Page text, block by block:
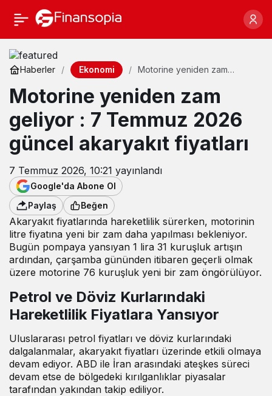
Haberler Ekonomi
Motorine yeniden zam
güncel akaryakıt fiyatları
Motorine yeniden zam
geliyor : 7 Temmuz 2026
güncel akaryakıt fiyatları
7 Temmuz 2026, 10:21 yayınlandı
Google'da Abone Ol
Paylaş
Beğen
Akaryakıt fiyatlarında hareketlilik sürerken, motorinin
litre fiyatına yeni bir zam daha yapılması bekleniyor.
Bugün pompaya yansıyan 1 lira 31 kuruşluk artışın
ardından, çarşamba gününden itibaren geçerli olmak
üzere motorine 76 kuruşluk yeni bir zam öngörülüyor.
Petrol ve Döviz Kurlarındaki
Hareketlilik Fiyatlara Yansıyor
Uluslararası petrol fiyatları ve döviz kurlarındaki
dalgalanmalar, akaryakıt fiyatları üzerinde etkili olmaya
devam ediyor. ABD ile İran arasındaki ateşkes süreci
devam etse de bölgedeki kırılganlıklar piyasalar
tarafından yakından takip ediliyor.